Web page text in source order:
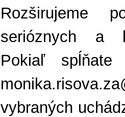
Rozširujeme
serióznych a
Pokiaľ spĺňate
vybraných